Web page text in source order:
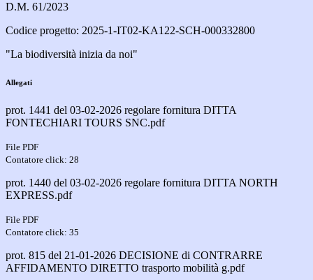
D.M. 61/2023
Codice progetto: 2025-1-IT02-KA122-SCH-000332800
"La biodiversità inizia da noi"
Allegati
prot. 1441 del 03-02-2026 regolare fornitura DITTA
FONTECHIARI TOURS SNC.pdf
File PDF
Contatore click: 28
prot. 1440 del 03-02-2026 regolare fornitura DITTA NORTH
EXPRESS.pdf
File PDF
Contatore click: 35
prot. 815 del 21-01-2026 DECISIONE di CONTRARRE
AFFIDAMENTO DIRETTO trasporto mobilità g.pdf